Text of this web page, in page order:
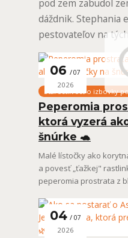
pod zem zabudol
dáždnik. Stephania
pestovateľov na
06 07
2026
Starostlivosť o izbovky
Peperomia
ktorá vyzerá
šnúrke 🐢
Malé lístočky ako
a povesť „ťažkej"
peperomia prostrata z
04 07
2026